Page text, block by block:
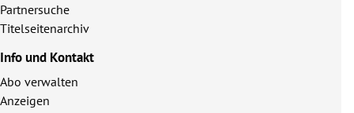
Partnersuche
Titelseitenarchiv
Info und Kontakt
Abo verwalten
Anzeigen